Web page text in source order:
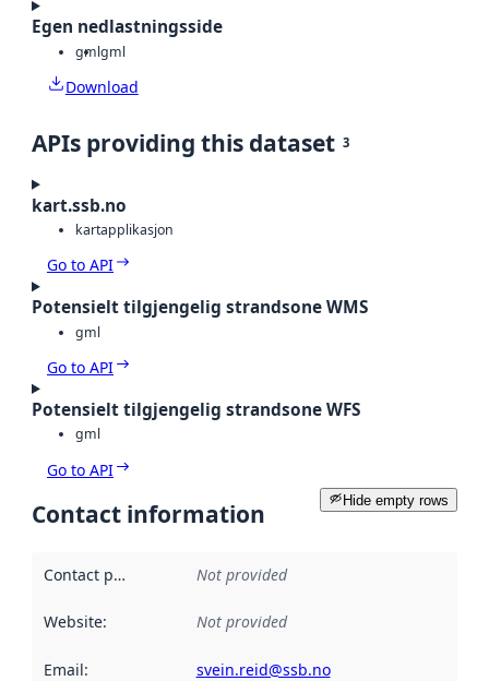
Egen nedlastningsside
gmlgml
Download
APIs providing this dataset 3
kart.ssb.no
kartapplikasjon
Go to API
Potensielt tilgjengelig strandsone WMS
gml
Go to API
Potensielt tilgjengelig strandsone WFS
gml
Go to API
Hide empty rows
Contact information
Contact point Not provided
Website: Not provided
Email: svein.reid@ssb.no